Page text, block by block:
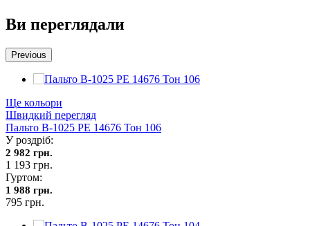
Ви переглядали
Previous
Ще кольори
Швидкий перегляд
Пальто В-1025 PE 14676 Тон 106
У роздріб:
2 982 грн.
1 193 грн.
Гуртом:
1 988 грн.
795 грн.